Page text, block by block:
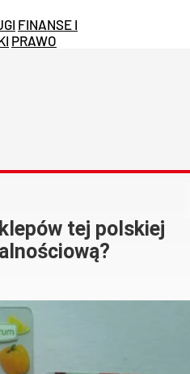
FINANSE I
PRAWO
tej polskiej